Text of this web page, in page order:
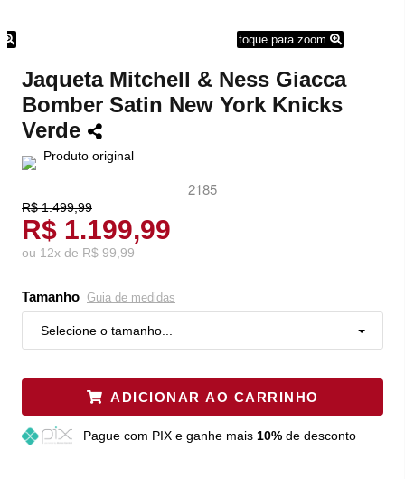
toque para zoom
Jaqueta Mitchell & Ness Giacca
Bomber Satin New York Knicks
Verde
Produto original
2185
R$ 1.499,99
R$ 1.199,99
ou 12x de R$ 99,99
Tamanho Guia de medidas
Selecione o tamanho...
ADICIONAR AO CARRINHO
Pague com PIX e ganhe mais 10%de desconto